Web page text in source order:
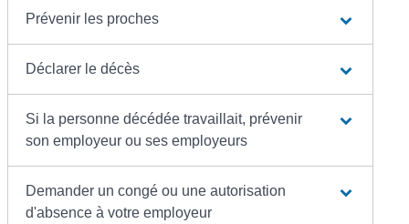
Prévenir les proches
Déclarer le décès
Si la personne décédée travaillait, prévenir
son employeur ou ses employeurs
Demander un congé ou une autorisation
d'absence à votre employeur